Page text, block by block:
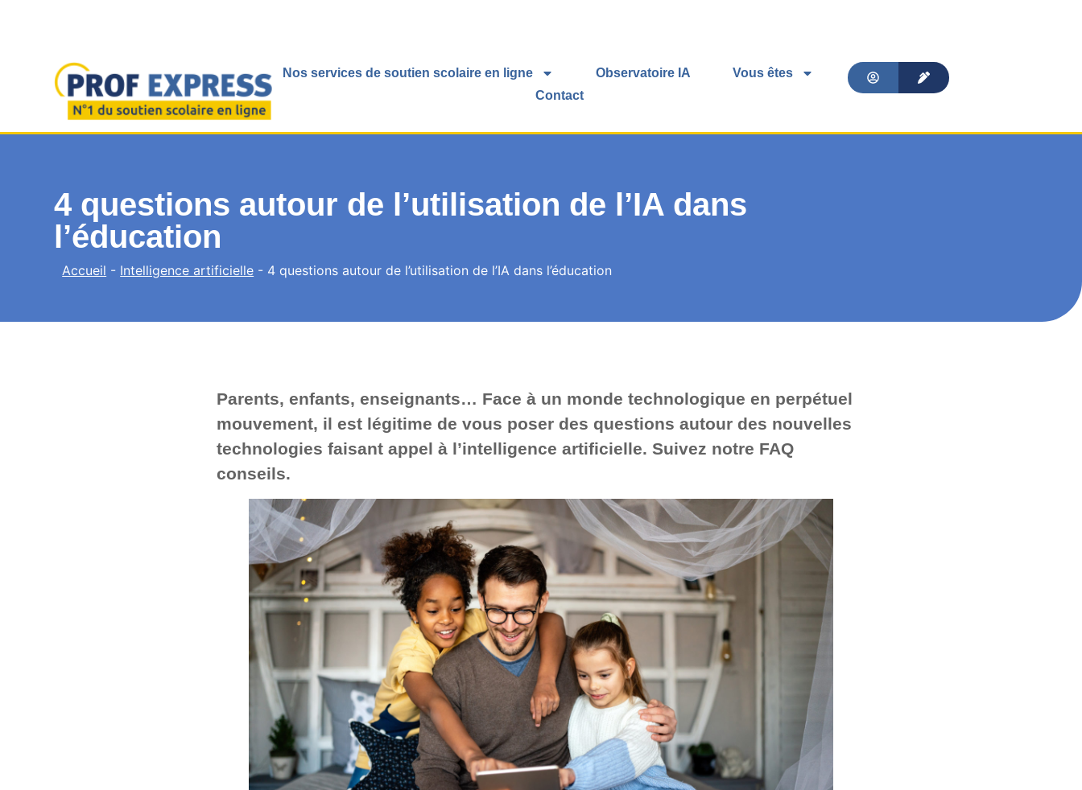
Nos services de soutien scolaire en ligne Observatoire IA
Vous êtes
Contact
4 questions autour de l’utilisation de l’IA dans
l’éducation
Accueil - Intelligence artificielle - 4 questions autour de l’utilisation de l’IA dans l’éducation
Parents, enfants, enseignants… Face à un monde technologique en perpétuel
mouvement, il est légitime de vous poser des questions autour des nouvelles
technologies faisant appel à l’intelligence artificielle. Suivez notre FAQ
conseils.